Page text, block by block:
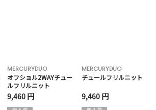
MERCURYDUO
オフショル2WAYチュー
ルフリルニット
9,460 円
MERCURYDUO
チュールフリルニット
9,460 円